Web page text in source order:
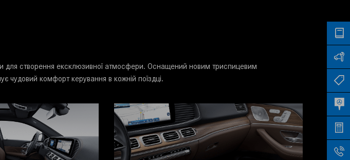
для створення ексклюзивної атмосфери. Оснащений новим триспицевим
чудовий комфорт керування в кожній поїздці.